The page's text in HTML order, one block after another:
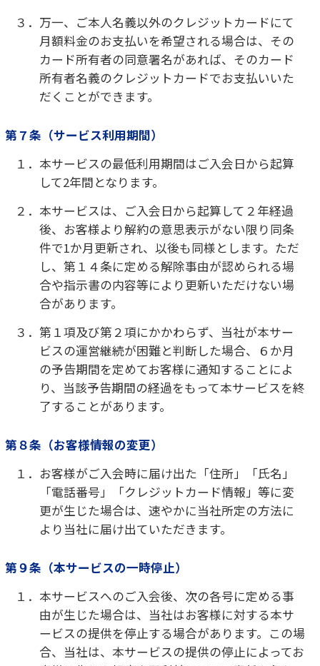
定支払日の翌日から実際にお支払いが確認され
るまでの間、年14.6％の割合で遅延損害金が発生
します。なお、遅延損害金は、月額料金とは別途
お支払いいただきます。
第１３条（本サービス提供の終了等）
は、本サービスの提供を終了することを含む必
といいます。）を講じることがあります。
２．前項に基づく本サービス提供の終了等により、
当社はこれらについて一切責任を負わないもの
とします。ただし、当社に故意または重過失があ
る場合はこの限りではありません。
第１４条（解除）
１．当社は、お客様が次の各号に定める事由に該当
した場合には、お客様へ事前に通知・催告を行
の提供を終了することができます。解除後におい
ては、お客様は本サービスを受けることはでき
なくなります。
①第７条に定める支払遅延や本規約違反等につ
いて、当社の催告を受けてもその是正に応じな
い場合
②本規約に違反し、当社が相当の期間を定めて
③会員登録されたお客様の住所等の変更手続き
（書簡、電話、メール等）がお客様に到達し
ない場合
④当社が、期間を定め当該期間内に返答を求め
る通知を行ったにもかかわらず、当該期間内
にお客様より何ら返答いただけなかった場合
⑤その他、本サービスの提供を継続しがたい事
２．前項に基づいて入会契約の解除に至った場合
みの月額料金を控除した額及びこれに課される
消費税等相当額を加算した額を違約金としてお支
払いいただきます。
第１５条（禁止事項）